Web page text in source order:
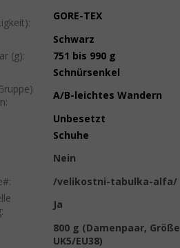
:
GORE-TEX
Schwarz
(g):
751 bis 990 g
Schnürsenkel
:
A/B-leichtes Wandern
Unbesetzt
Schuhe
Nein
:
/velikostni-tabulka-alfa/
:
Ja
800 g (Damenpaar, Größe
UK5/EU38)